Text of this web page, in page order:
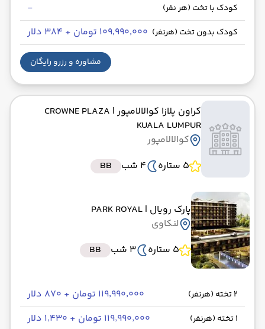
کودک با تخت (هر نفر) -
کودک بدون تخت (هرنفر) ۱۰۹٬۹۹۰٬۰۰۰ تومان + ۳۸۴ دلار
مشاوره و رزرو رایگان
کراون پلازا کوالالامپور | CROWNE PLAZA
KUALA LUMPUR
کوالالامپور
5 ستاره
4 شب BB
پارک رویال | PARK ROYAL
لنکاوی
5 ستاره
3 شب BB
2 تخته (هرنفر) ۱۱۹٬۹۹۰٬۰۰۰ تومان + ۸۷۰ دلار
1 تخته (هرنفر) ۱۱۹٬۹۹۰٬۰۰۰ تومان + ۱٬۴۳۰ دلار